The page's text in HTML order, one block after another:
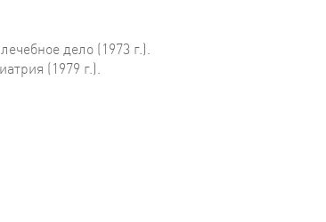
дело (1973 г.).
(1979 г.).